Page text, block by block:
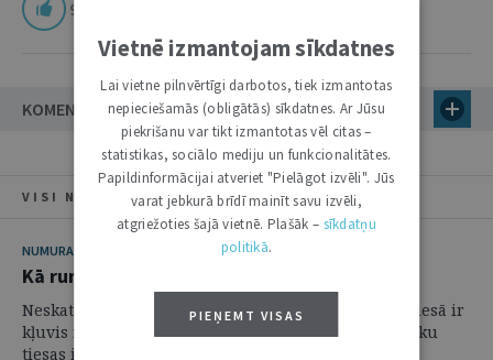
9
KOMENTĀRI
VISI NUMURA RAKSTI
NUMURA TĒMA
Kā runāt tiesas zālē
Neskatoties uz to, ka mutvārdu process mūsdienu tiesā ir
kļuvis retāks (un tā proporcionalitāte līdz ar augstāku
tiesas instanci attiecīgi sarūk), tas tomēr veido
Vietnē izmantojam sīkdatnes
Lai vietne pilnvērtīgi darbotos, tiek izmantotas
nepieciešamās (obligātās) sīkdatnes. Ar Jūsu
piekrišanu var tikt izmantotas vēl citas –
statistikas, sociālo mediju un funkcionalitātes.
Papildinformācijai atveriet "Pielāgot izvēli". Jūs
varat jebkurā brīdī mainīt savu izvēli,
atgriežoties šajā vietnē. Plašāk – sīkdatņu
politikā.
PIEŅEMT VISAS